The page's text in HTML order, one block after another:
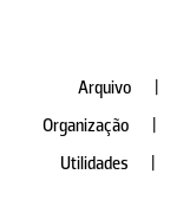
Arquivo
Organização
Utilidades